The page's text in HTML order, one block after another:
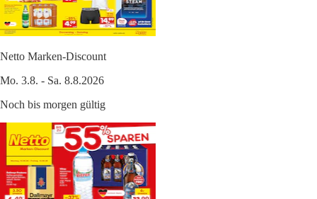
Netto Marken-Discount
Mo. 3.8. - Sa. 8.8.2026
Noch bis morgen gültig